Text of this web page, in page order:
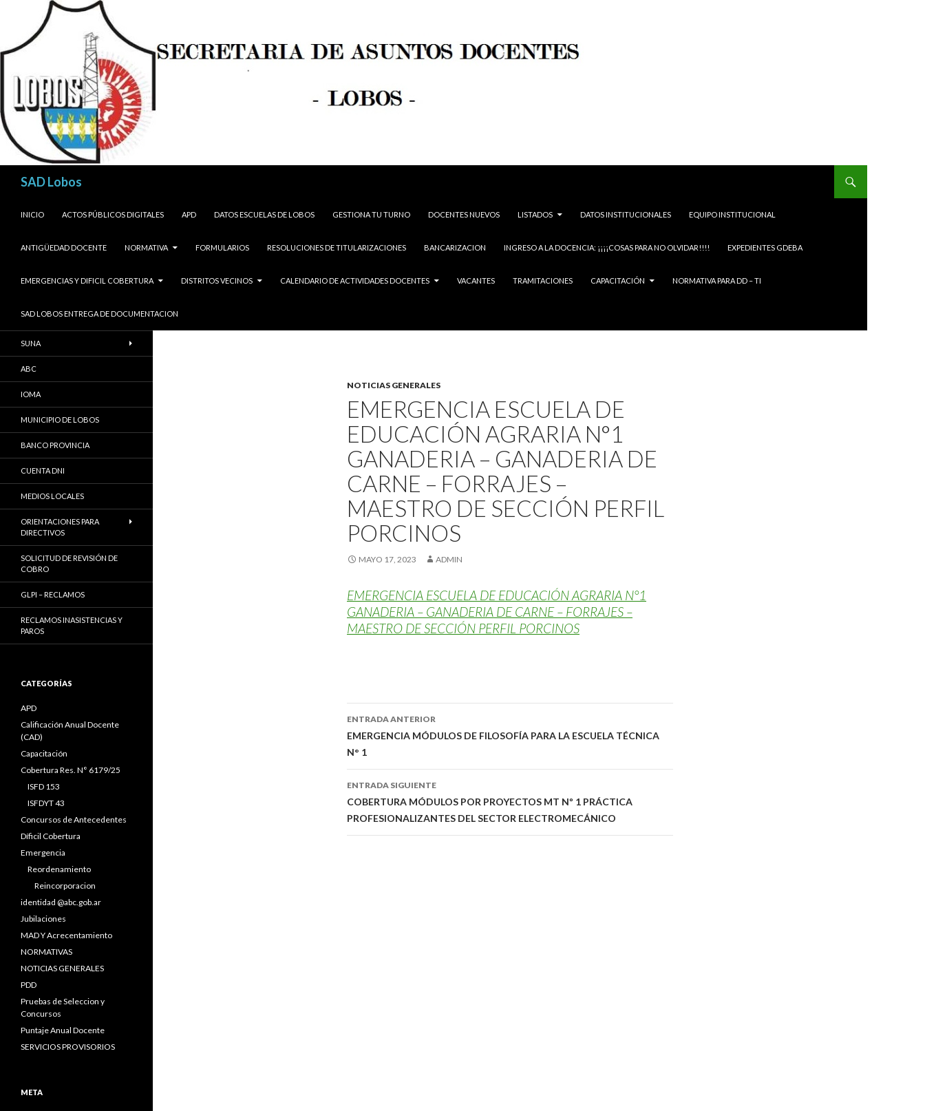
SAD Lobos
INICIO
ACTOS PÚBLICOS DIGITALES APD DATOS ESCUELAS DE LOBOS GESTIONA TU TURNO DOCENTES NUEVOS LISTADOS DATOS INSTITUCIONALES EQUIPO INSTITUCIONAL
ANTIGÜEDAD DOCENTE NORMATIVA FORMULARIOS RESOLUCIONES DE TITULARIZACIONES BANCARIZACION INGRESO A LA DOCENCIA: ¡¡¡¡COSAS PARA NO OLVIDAR!!!! EXPEDIENTES GDEBA
EMERGENCIAS Y DIFICIL COBERTURA DISTRITOS VECINOS CALENDARIO DE ACTIVIDADES DOCENTES VACANTES TRAMITACIONES CAPACITACIÓN NORMATIVA PARA DD – TI
SAD LOBOS ENTREGA DE DOCUMENTACION
NOTICIAS GENERALES
EMERGENCIA ESCUELA DE
EDUCACIÓN AGRARIA N°1
GANADERIA – GANADERIA DE
CARNE – FORRAJES –
MAESTRO DE SECCIÓN PERFIL
PORCINOS
MAYO 17, 2023 ADMIN
EMERGENCIA ESCUELA DE EDUCACIÓN AGRARIA N°1
GANADERIA – GANADERIA DE CARNE – FORRAJES –
MAESTRO DE SECCIÓN PERFIL PORCINOS
Navegación
de
entradas
ENTRADA ANTERIOR
EMERGENCIA MÓDULOS DE FILOSOFÍA PARA LA ESCUELA TÉCNICA
N° 1
ENTRADA SIGUIENTE
COBERTURA MÓDULOS POR PROYECTOS MT Nº 1 PRÁCTICA
PROFESIONALIZANTES DEL SECTOR ELECTROMECÁNICO
SUNA
ABC
IOMA
MUNICIPIO DE LOBOS
BANCO PROVINCIA
CUENTA DNI
MEDIOS LOCALES
ORIENTACIONES PARA
DIRECTIVOS
SOLICITUD DE REVISIÓN DE
COBRO
GLPI – RECLAMOS
RECLAMOS INASISTENCIAS Y
PAROS
CATEGORÍAS
APD
Calificación Anual Docente
(CAD)
Capacitación
Cobertura Res. N° 6179/25
ISFD 153
ISFDYT 43
Concursos de Antecedentes
Díficil Cobertura
Emergencia
Reordenamiento
Reincorporacion
identidad @abc.gob.ar
Jubilaciones
MAD Y Acrecentamiento
NORMATIVAS
NOTICIAS GENERALES
PDD
Pruebas de Seleccion y
Concursos
Puntaje Anual Docente
SERVICIOS PROVISORIOS
META